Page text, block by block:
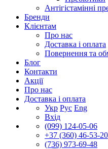
Антігістамінні
Бренди
Клієнтам
Про нас
Доставка і оплата
Повернення та
Блог
Контакти
Акції
Про нас
Доставка і оплата
Укр Рус Eng
Вхід
(099) 124-05-06
+37 (360) 46-53-20
(736) 973-69-48